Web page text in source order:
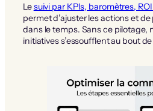
Lesuivi par KPIs, baromètres,
permet d’ajuster les actions et
dans le temps. Sans ce pilotage,
initiatives s’essoufflent au bout